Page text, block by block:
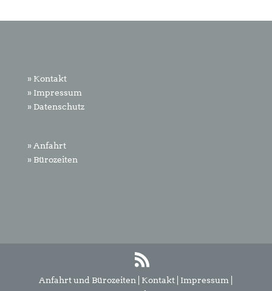
» Kontakt
» Impressum
» Datenschutz
» Anfahrt
» Bürozeiten
Anfahrt und Bürozeiten Kontakt Impressum